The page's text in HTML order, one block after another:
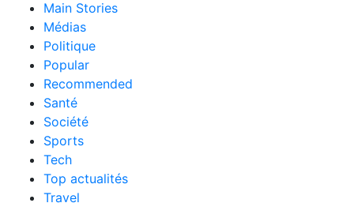
Main Stories
Médias
Politique
Popular
Recommended
Santé
Société
Sports
Tech
Top actualités
Travel